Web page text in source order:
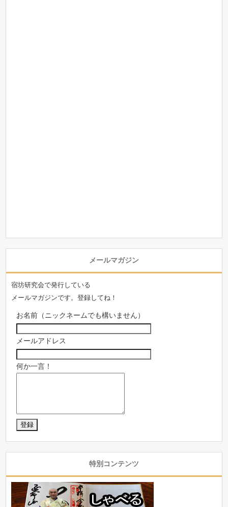
メールマガジン
宿坊研究会で発行している
メールマガジンです。登録してね！
お名前（ニックネームでも構いません）
メールアドレス
何か一言！
特別コンテンツ